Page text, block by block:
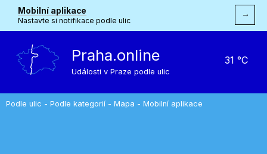
Mobilní aplikace
Nastavte si notifikace podle ulic
→
Praha.online
Události v Praze podle ulic
31 °C
Podle ulic - Podle kategorií - Mapa - Mobilní aplikace